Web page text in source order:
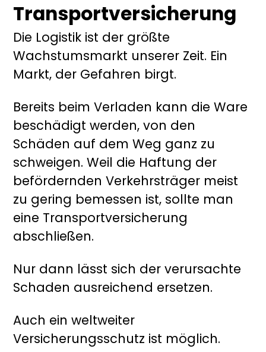
Transportversicherung
Die Logistik ist der größte
Wachstumsmarkt unserer Zeit. Ein
Markt, der Gefahren birgt.
Bereits beim Verladen kann die Ware
beschädigt werden, von den
Schäden auf dem Weg ganz zu
schweigen. Weil die Haftung der
befördernden Verkehrsträger meist
zu gering bemessen ist, sollte man
eine Transportversicherung
abschließen.
Nur dann lässt sich der verursachte
Schaden ausreichend ersetzen.
Auch ein weltweiter
Versicherungsschutz ist möglich.